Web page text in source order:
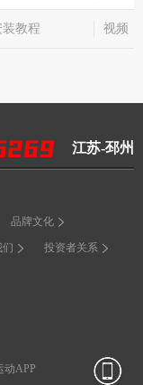
装教程 视频
江苏-邳州
品牌文化
们 投资者关系
动APP